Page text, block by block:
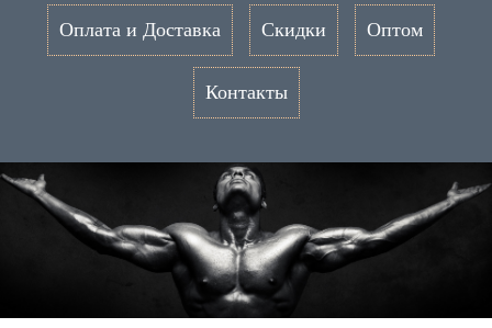
Оплата и Доставка Скидки Оптом
Контакты